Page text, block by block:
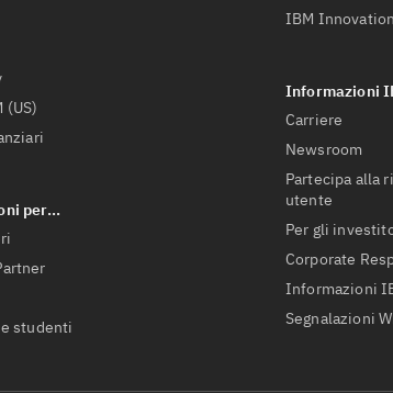
(US)
studenti
IBM
Carriere
Newsroom
Partecipa alla
utente
Per gli
Corporate
Informazioni
Segnalazioni